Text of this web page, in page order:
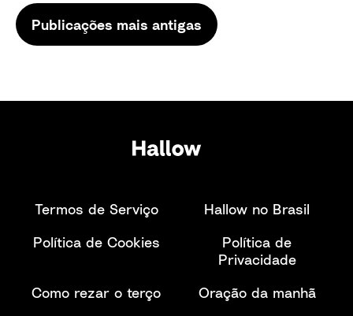
Navegação
posts
Publicações mais antigas
Termos de Serviço
Hallow no Brasil
Política de Cookies
Política de
Privacidade
Como rezar o terço
Oração da manhã